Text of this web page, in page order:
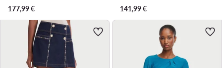
177,99€
141,99€